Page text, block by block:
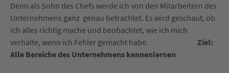
Denn als Sohn des Chefs werde ich von den Mitarbeitern des
Unternehmens ganz genau betrachtet. Es wird geschaut, ob
ich alles richtig mache und beobachtet, wie ich mich
verhalte, wenn ich Fehler gemacht habe. Ziel:
Alle Bereiche des Unternehmens kennenlernen